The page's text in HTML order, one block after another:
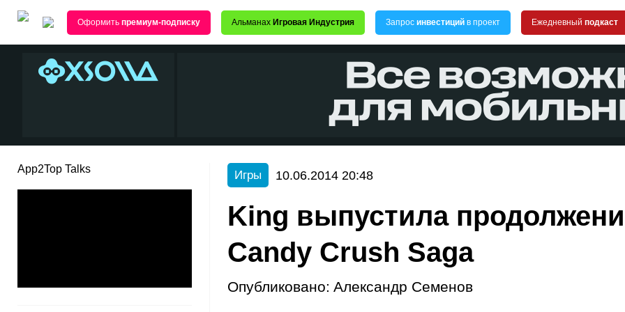
Оформить премиум-подписку Альманах Игровая Индустрия Запрос инвестиций в проект Ежедневный подкаст
App2Top Talks Игры 10.06.2014 20:48
King выпустила
Candy Crush Saga
Опубликовано: Александр Семенов